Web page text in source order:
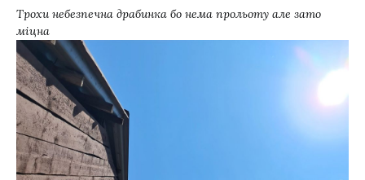
Трохи небезпечна драбинка бо нема прольоту але зато
міцна